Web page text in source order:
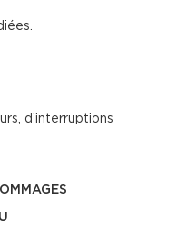
d’interruptions